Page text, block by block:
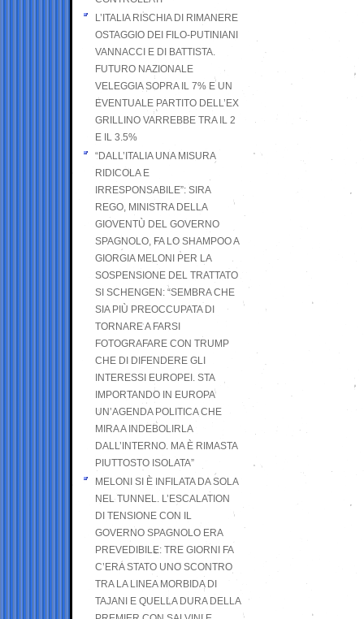
L’ITALIA RISCHIA DI RIMANERE
OSTAGGIO DEI FILO-PUTINIANI
VANNACCI E DI BATTISTA.
FUTURO NAZIONALE
VELEGGIA SOPRA IL 7% E UN
EVENTUALE PARTITO DELL’EX
GRILLINO VARREBBE TRA IL 2
E IL 3.5%
“DALL’ITALIA UNA MISURA
RIDICOLA E
IRRESPONSABILE”: SIRA
REGO, MINISTRA DELLA
GIOVENTÙ DEL GOVERNO
SPAGNOLO, FA LO SHAMPOO A
GIORGIA MELONI PER LA
SOSPENSIONE DEL TRATTATO
SI SCHENGEN: “SEMBRA CHE
SIA PIÙ PREOCCUPATA DI
TORNARE A FARSI
FOTOGRAFARE CON TRUMP
CHE DI DIFENDERE GLI
INTERESSI EUROPEI. STA
IMPORTANDO IN EUROPA
UN’AGENDA POLITICA CHE
MIRA A INDEBOLIRLA
DALL’INTERNO. MA È RIMASTA
PIUTTOSTO ISOLATA”
MELONI SI È INFILATA DA SOLA
NEL TUNNEL. L’ESCALATION
DI TENSIONE CON IL
GOVERNO SPAGNOLO ERA
PREVEDIBILE: TRE GIORNI FA
C’ERA STATO UNO SCONTRO
TRA LA LINEA MORBIDA DI
TAJANI E QUELLA DURA DELLA